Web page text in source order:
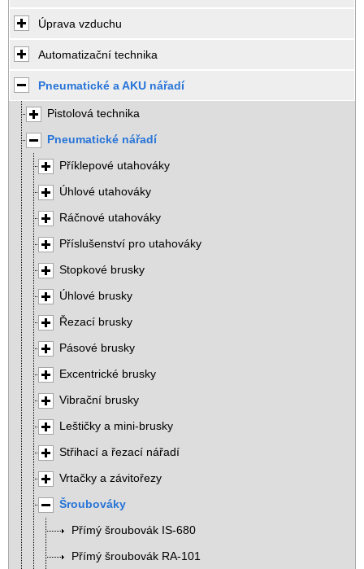
Úprava vzduchu
Automatizační technika
Pneumatické a AKU nářadí
Pistolová technika
Pneumatické nářadí
Příklepové utahováky
Úhlové utahováky
Ráčnové utahováky
Příslušenství pro utahováky
Stopkové brusky
Úhlové brusky
Řezací brusky
Pásové brusky
Excentrické brusky
Vibrační brusky
Leštičky a mini-brusky
Střihací a řezací nářadí
Vrtačky a závitořezy
Šroubováky
Přímý šroubovák IS-680
Přímý šroubovák RA-101